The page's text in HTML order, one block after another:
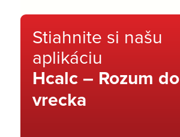
Stiahnite si našu
aplikáciu
Hcalc – Rozum do
vrecka